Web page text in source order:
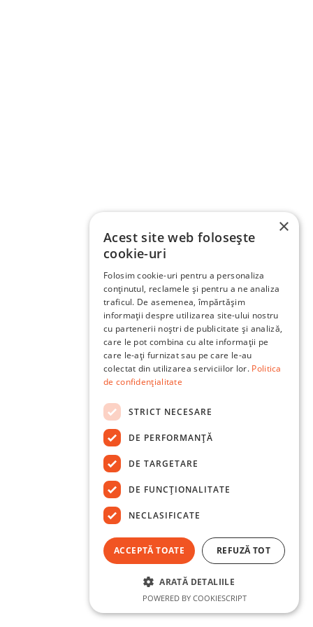
×
Acest site web folosește
cookie-uri
Folosim cookie-uri pentru a personaliza
conținutul, reclamele și pentru a ne analiza
traficul. De asemenea, împărtășim
informații despre utilizarea site-ului nostru
cu partenerii noștri de publicitate și analiză,
care le pot combina cu alte informații pe
care le-ați furnizat sau pe care le-au
colectat din utilizarea serviciilor lor. Politica
de confidențialitate
STRICT NECESARE
DE PERFORMANȚĂ
DE TARGETARE
DE FUNCŢIONALITATE
NECLASIFICATE
ACCEPTĂ TOATE REFUZĂ TOT
ARATĂ DETALIILE
POWERED BY COOKIESCRIPT